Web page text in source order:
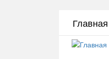
Главная